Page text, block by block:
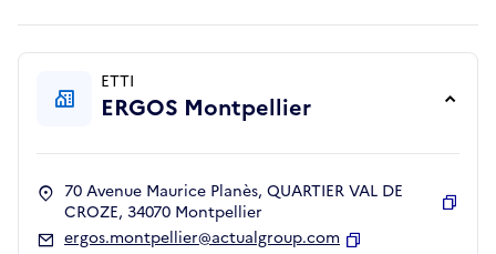
ETTI
ERGOS Montpellier
70 Avenue Maurice Planès, QUARTIER VAL DE
CROZE, 34070 Montpellier
ergos.montpellier@actualgroup.com